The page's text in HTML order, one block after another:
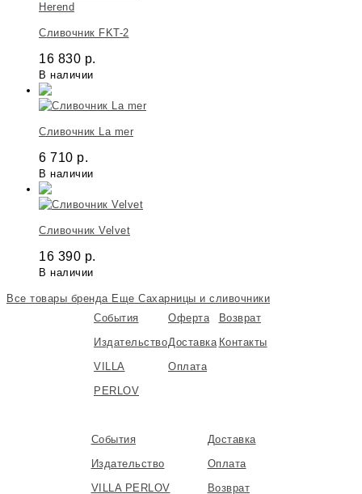
Herend
Сливочник FKT-2
16 830 р.
В наличии
Сливочник La mer
6 710 р.
В наличии
Сливочник Velvet
16 390 р.
В наличии
Все товары бренда Еще Сахарницы и сливочники
События
Издательство
VILLA
PERLOV
Оферта
Доставка
Оплата
Возврат
Контакты
События
Издательство
VILLA PERLOV
Доставка
Оплата
Возврат